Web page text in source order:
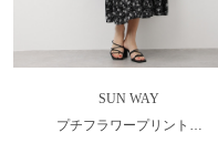
SUN WAY
プチフラワープリント…